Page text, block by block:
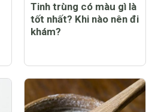
Tinh trùng có màu gì là
tốt nhất? Khi nào nên đi
khám?